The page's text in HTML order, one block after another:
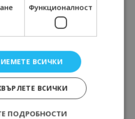
Функционалност
ВСИЧКИ
ВСИЧКИ
ПОДРОБНОСТИ